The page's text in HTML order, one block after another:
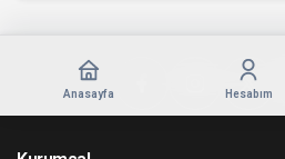
Anasayfa Hesabım